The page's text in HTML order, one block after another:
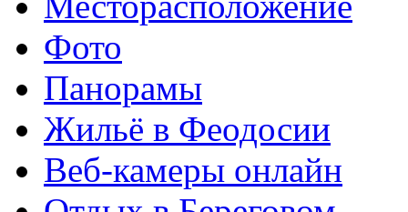
Фото
Панорамы
Жильё в Феодосии
Веб-камеры онлайн